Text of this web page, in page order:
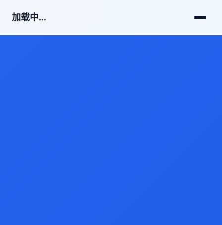
加载中...